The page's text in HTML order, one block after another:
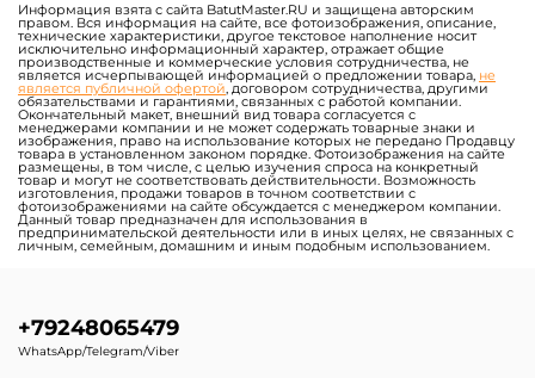
Информация взята с сайта BatutMaster.RU и защищена авторским
правом. Вся информация на сайте, все фотоизображения, описание,
технические характеристики, другое текстовое наполнение носит
исключительно информационный характер, отражает общие
производственные и коммерческие условия сотрудничества, не
является исчерпывающей информацией о предложении товара, не
является публичной офертой, договором сотрудничества, другими
обязательствами и гарантиями, связанных с работой компании.
Окончательный макет, внешний вид товара согласуется с
менеджерами компании и не может содержать товарные знаки и
изображения, право на использование которых не передано Продавцу
товара в установленном законом порядке. Фотоизображения на сайте
размещены, в том числе, с целью изучения спроса на конкретный
товар и могут не соответствовать действительности. Возможность
изготовления, продажи товаров в точном соответствии с
фотоизображениями на сайте обсуждается с менеджером компании.
Данный товар предназначен для использования в
предпринимательской деятельности или в иных целях, не связанных с
личным, семейным, домашним и иным подобным использованием.
+79248065479
WhatsApp/Telegram/Viber